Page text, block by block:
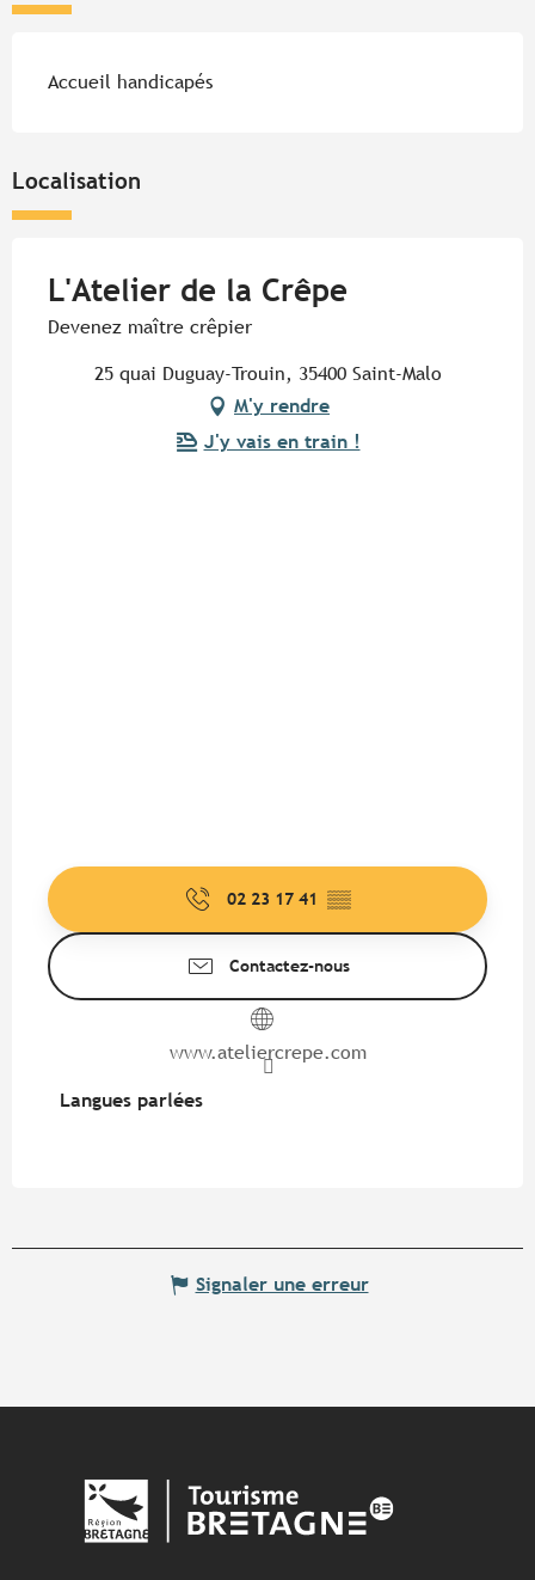
Accueil handicapés
Localisation
L'Atelier de la Crêpe
Devenez maître crêpier
25 quai Duguay-Trouin, 35400 Saint-Malo
M'y rendre
J'y vais en train !
02 23 17 41 ▒▒
Contactez-nous
www.ateliercrepe.com
Langues parlées
Langues parlées
Signaler une erreur